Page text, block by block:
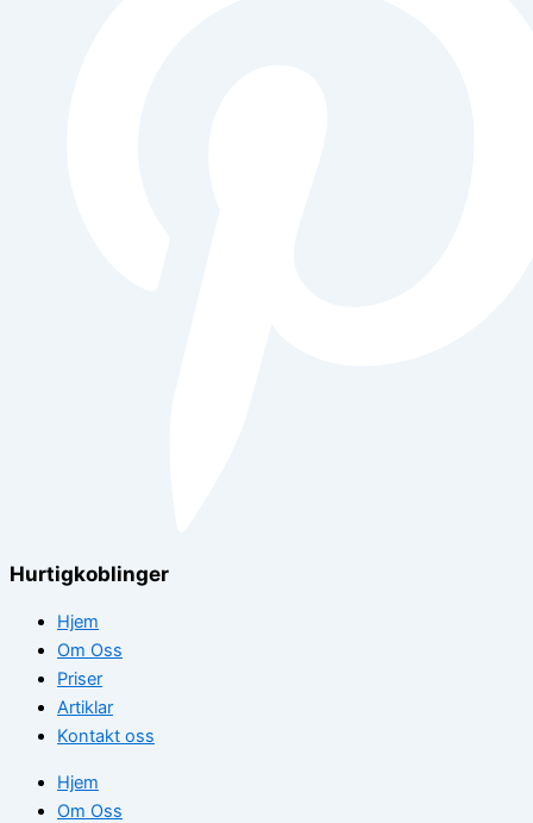
Hurtigkoblinger
Hjem
Om Oss
Priser
Artiklar
Kontakt oss
Hjem
Om Oss